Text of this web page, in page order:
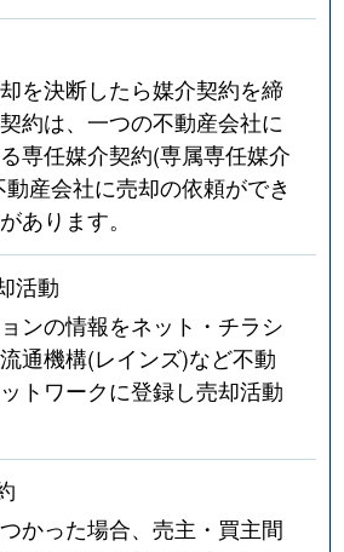
を決断したら媒介契約を締
約は、一つの不動産会社に
専任媒介契約(専属専任媒介
産会社に売却の依頼ができ
あります。
活動
ンの情報をネット・チラシ
通機構(レインズ)など不動
トワークに登録し売却活動
かった場合、売主・買主間